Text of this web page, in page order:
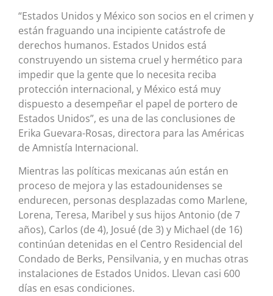
“Estados Unidos y México son socios en el crimen y
están fraguando una incipiente catástrofe de
derechos humanos. Estados Unidos está
construyendo un sistema cruel y hermético para
impedir que la gente que lo necesita reciba
protección internacional, y México está muy
dispuesto a desempeñar el papel de portero de
Estados Unidos”, es una de las conclusiones de
Erika Guevara-Rosas, directora para las Américas
de Amnistía Internacional.
Mientras las políticas mexicanas aún están en
proceso de mejora y las estadounidenses se
endurecen, personas desplazadas como Marlene,
Lorena, Teresa, Maribel y sus hijos Antonio (de 7
años), Carlos (de 4), Josué (de 3) y Michael (de 16)
continúan detenidas en el Centro Residencial del
Condado de Berks, Pensilvania, y en muchas otras
instalaciones de Estados Unidos. Llevan casi 600
días en esas condiciones.